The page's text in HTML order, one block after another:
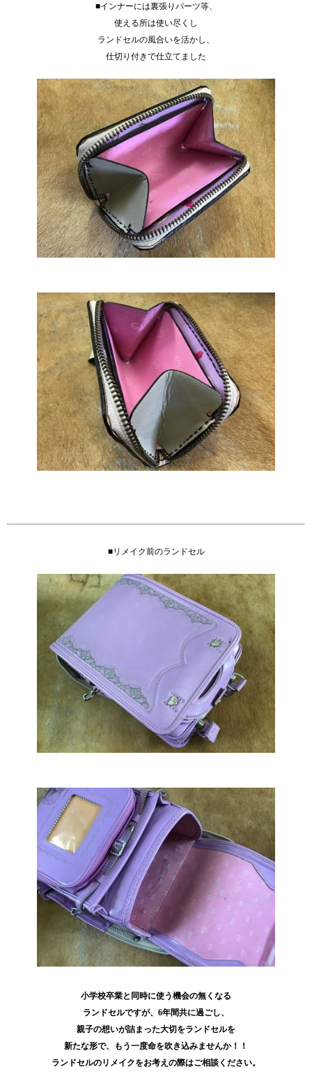
■インナーには裏張りパーツ等、
使える所は使い尽くし
ランドセルの風合いを活かし、
仕切り付きで仕立てました
■リメイク前のランドセル
小学校卒業と同時に使う機会の無くなる
ランドセルですが、6年間共に過ごし、
親子の想いが詰まった大切をランドセルを
新たな形で、もう一度命を吹き込みませんか！！
ランドセルのリメイクをお考えの際はご相談ください。